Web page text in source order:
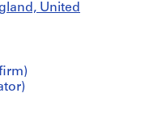
United